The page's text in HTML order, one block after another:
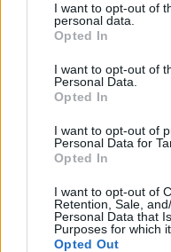
I want to opt-out of
personal data.
Opted In
I want to opt-out of
Personal Data.
Opted In
I want to opt-out of
Personal Data for
Opted In
I want to opt-out of
Retention, Sale,
Personal Data that
Purposes for which
Opted Out